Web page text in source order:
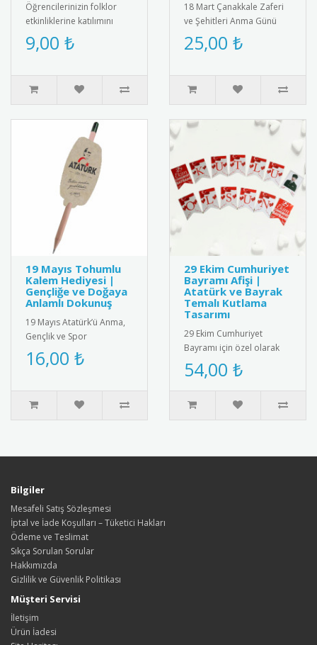
Öğrencilerinizin folklor
etkinliklerine katılımını
belgelemek için şık ve
anlamlı bir belge! Renkli ..
9,00 ₺
18 Mart Çanakkale Zaferi
ve Şehitleri Anma Günü
için özel tasarlanmış
kaliteli kokart seti.
25,00 ₺
19 Mayıs Tohumlu
Kalem Hediyesi |
Gençliğe ve Doğaya
Anlamlı Dokunuş
19 Mayıs Atatürk’ü Anma,
Gençlik ve Spor
Bayramı’na özel olarak
tasarlanmış tohumlu
16,00 ₺
29 Ekim Cumhuriyet
Bayramı Afişi |
Atatürk ve Bayrak
Temalı Kutlama
Tasarımı
29 Ekim Cumhuriyet
Bayramı için özel olarak
tasarlanmış afiş. Türk
bayrağı ve Atatürk
silüetiyle süs..
54,00 ₺
Bilgiler
Mesafeli Satış Sözleşmesi
İptal ve İade Koşulları – Tüketici Hakları
Ödeme ve Teslimat
Sıkça Sorulan Sorular
Hakkımızda
Gizlilik ve Güvenlik Politikası
Müşteri Servisi
İletişim
Ürün İadesi